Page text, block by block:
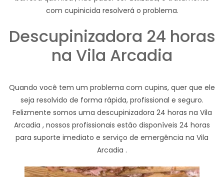
com cupinicida resolverá o problema.
Descupinizadora 24 horas
na Vila Arcadia
Quando você tem um problema com cupins, quer que ele
seja resolvido de forma rápida, profissional e seguro.
Felizmente somos uma descupinizadora 24 horas na Vila
Arcadia , nossos profissionais estão disponíveis 24 horas
para suporte imediato e serviço de emergência na Vila
Arcadia .